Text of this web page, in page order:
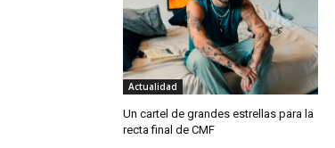
Actualidad
Un cartel de grandes estrellas para la
recta final de CMF